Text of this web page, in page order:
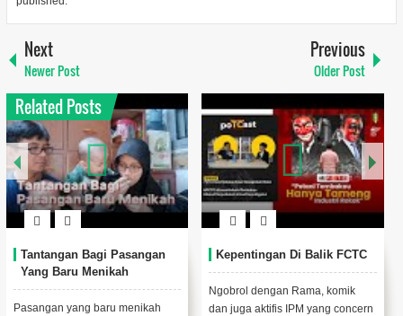
Next
Newer Post
Previous
Older Post
Related Posts
Tantangan Bagi Pasangan
Yang Baru Menikah
Pasangan yang baru menikah
Kepentingan Di Balik FCTC
Ngobrol dengan Rama, komik
dan juga aktifis IPM yang concern